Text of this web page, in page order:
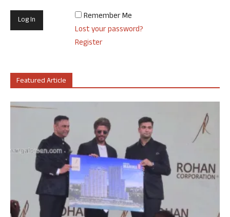
Remember Me
Lost your password?
Register
Featured Article